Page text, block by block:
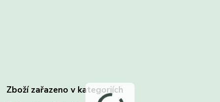
Zboží zařazeno v kategoriích